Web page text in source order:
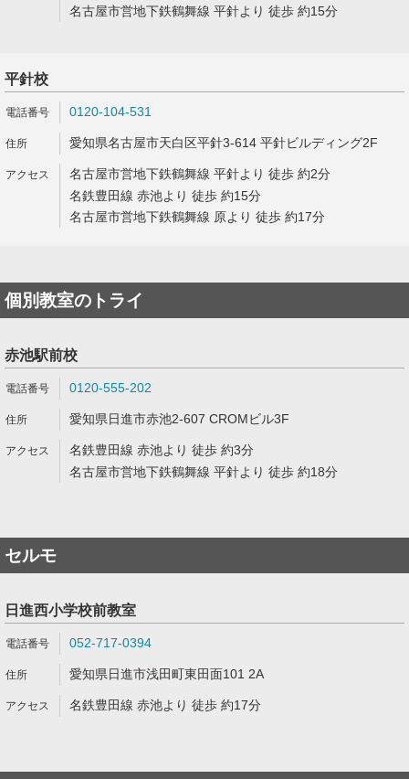
名古屋市営地下鉄鶴舞線 平針より 徒歩 約15分
平針校
0120-104-531
愛知県名古屋市天白区平針3-614 平針ビルディング2F
名古屋市営地下鉄鶴舞線 平針より 徒歩 約2分
名鉄豊田線 赤池より 徒歩 約15分
名古屋市営地下鉄鶴舞線 原より 徒歩 約17分
個別教室のトライ
赤池駅前校
0120-555-202
愛知県日進市赤池2-607 CROMビル3F
名鉄豊田線 赤池より 徒歩 約3分
名古屋市営地下鉄鶴舞線 平針より 徒歩 約18分
セルモ
日進西小学校前教室
052-717-0394
愛知県日進市浅田町東田面101 2A
名鉄豊田線 赤池より 徒歩 約17分